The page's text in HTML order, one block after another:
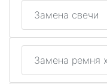
Замена свечи
Замена ремня